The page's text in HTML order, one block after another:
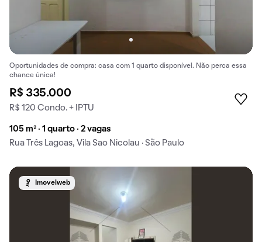
Oportunidades de compra: casa com 1 quarto disponível. Não perca essa
chance única!
R$ 335.000
R$ 120 Condo. + IPTU
105 m² · 1 quarto · 2 vagas
Rua Três Lagoas, Vila Sao Nicolau · São Paulo
Imovelweb